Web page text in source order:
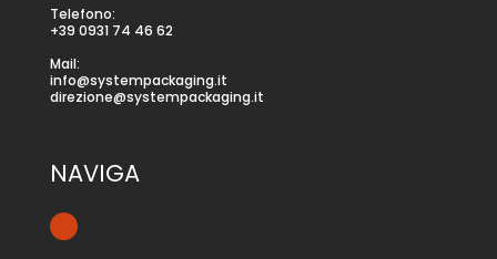
Telefono:
+39 0931 74 46 62
Mail:
info@systempackaging.it
direzione@systempackaging.it
NAVIGA